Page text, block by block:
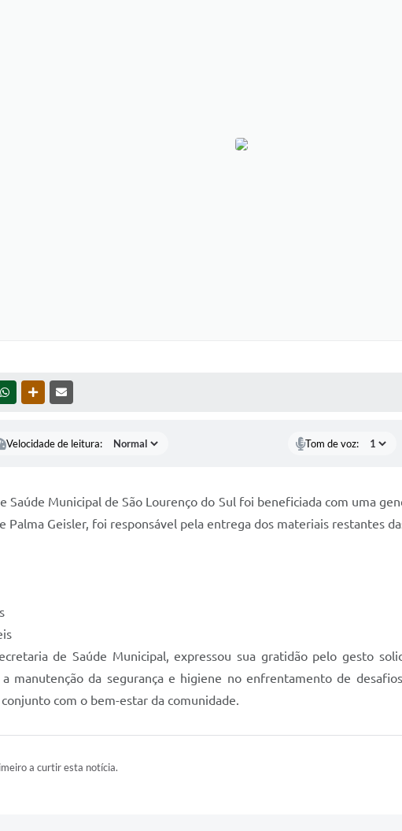
WHATSAPPOUTRAS MÍDIAS
Velocidade de leitura: Tom de voz:
Saúde Municipal de São Lourenço do Sul foi beneficiada com uma
Geisler, foi responsável pela entrega dos materiais restantes
de Saúde Municipal, expressou sua gratidão pelo gesto
manutenção da segurança e higiene no enfrentamento de
com o bem-estar da comunidade.
a curtir esta notícia.